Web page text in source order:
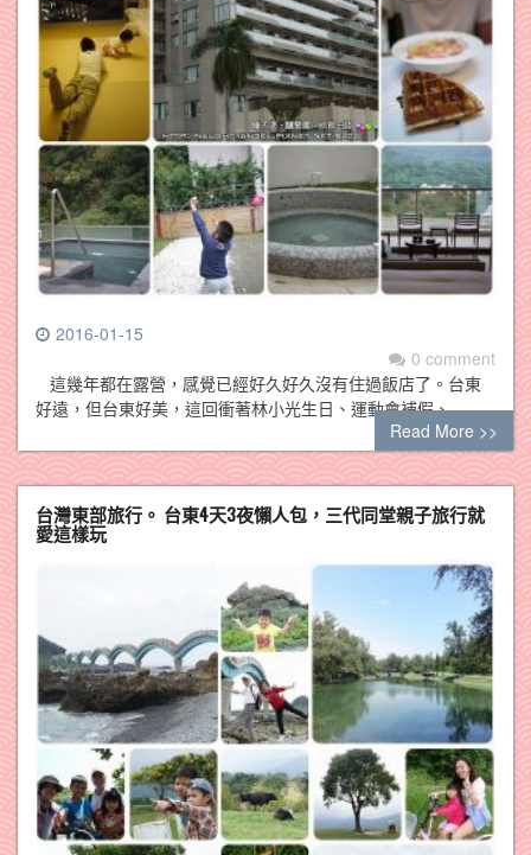
2016-01-15
0 comment
這幾年都在露營，感覺已經好久好久沒有住過飯店了。台東
好遠，但台東好美，這回衝著林小光生日、運動會補假、…
Read More >>
台灣東部旅行。 台東4天3夜懶人包，三代同堂親子旅行就
愛這樣玩